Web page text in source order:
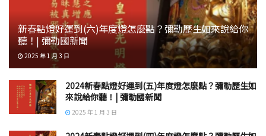
新春點燈好運到(六)年度燈怎麼點？彌勒歷生如來說給你
聽！| 彌勒國新聞
2025 年 1 月 3 日
2024新春點燈好運到(五)年度燈怎麼點？彌勒歷生如
來說給你聽！| 彌勒國新聞
2025 年 1 月 3 日